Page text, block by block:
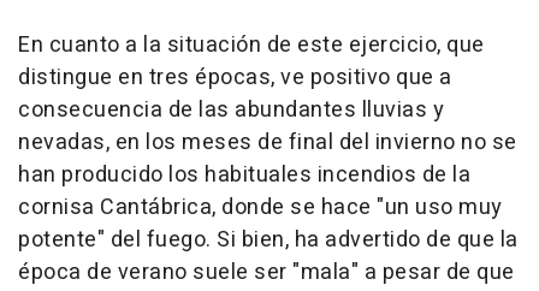
En cuanto a la situación de este ejercicio, que
distingue en tres épocas, ve positivo que a
consecuencia de las abundantes lluvias y
nevadas, en los meses de final del invierno no se
han producido los habituales incendios de la
cornisa Cantábrica, donde se hace "un uso muy
potente" del fuego. Si bien, ha advertido de que la
época de verano suele ser "mala" a pesar de que